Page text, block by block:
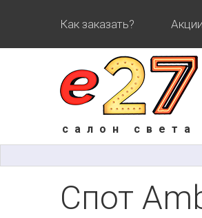
Как заказать? Акции
салон света
Спот